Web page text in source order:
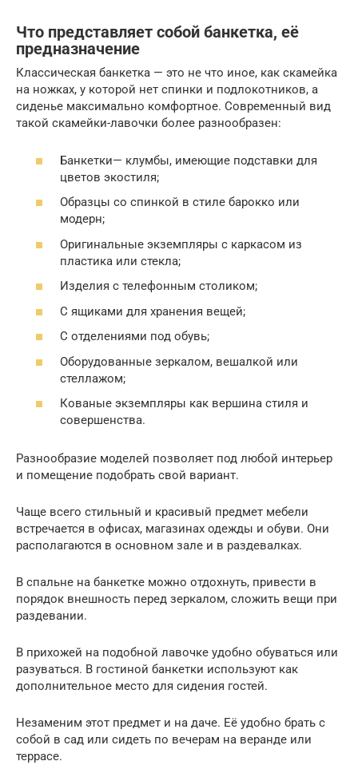
Что представляет собой банкетка, её
предназначение
Классическая банкетка — это не что иное, как скамейка
на ножках, у которой нет спинки и подлокотников, а
сиденье максимально комфортное. Современный вид
такой скамейки-лавочки более разнообразен:
Банкетки— клумбы, имеющие подставки для
цветов экостиля;
Образцы со спинкой в стиле барокко или
модерн;
Оригинальные экземпляры с каркасом из
пластика или стекла;
Изделия с телефонным столиком;
С ящиками для хранения вещей;
С отделениями под обувь;
Оборудованные зеркалом, вешалкой или
стеллажом;
Кованые экземпляры как вершина стиля и
совершенства.
Разнообразие моделей позволяет под любой интерьер
и помещение подобрать свой вариант.
Чаще всего стильный и красивый предмет мебели
встречается в офисах, магазинах одежды и обуви. Они
располагаются в основном зале и в раздевалках.
В спальне на банкетке можно отдохнуть, привести в
порядок внешность перед зеркалом, сложить вещи при
раздевании.
В прихожей на подобной лавочке удобно обуваться или
разуваться. В гостиной банкетки используют как
дополнительное место для сидения гостей.
Незаменим этот предмет и на даче. Её удобно брать с
собой в сад или сидеть по вечерам на веранде или
террасе.